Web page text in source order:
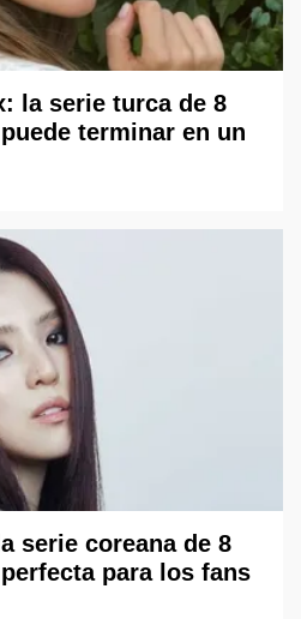
la serie turca de 8
terminar en un
serie coreana de 8
para los fans